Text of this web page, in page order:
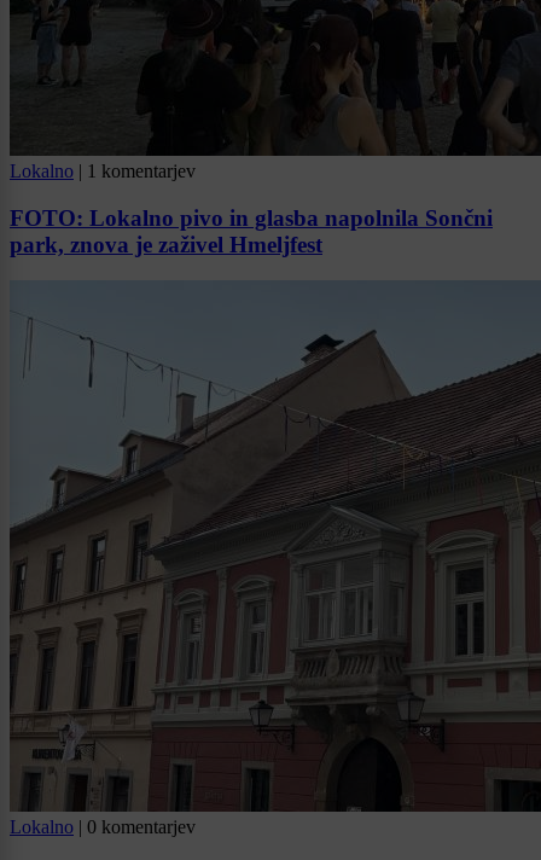
Lokalno | 1 komentarjev
FOTO: Lokalno pivo in glasba napolnila Sončni
park, znova je zaživel Hmeljfest
Lokalno | 0 komentarjev